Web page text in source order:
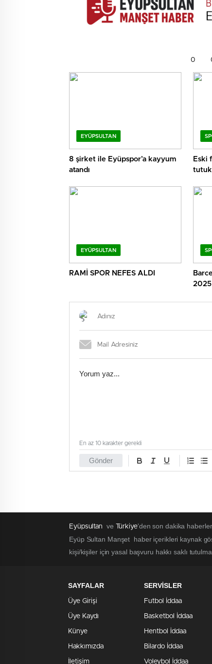
0
EYÜPSULTAN
8 şirket ile Eyüpspor’a kayyum
atandı
Eski
EYÜPSULTAN
RAMİ SPOR NEFES ALDI
2025
Gönder
En az 10 karakter gerekli
Eyüpsultan ve Türkiye'den son dakika
Eyüp Sultan Manşet haber içerikleri kaynak
kişi/kişiler için yasal başvuru hakkı saklı
SAYFALAR
Üye Girişi
Üye Kaydı
Künye
Hakkımızda
İletişim
SERVİSLER
Futbol İddaa
Basketbol İddaa
Hentbol İddaa
Bilardo İddaa
Voleybol İddaa